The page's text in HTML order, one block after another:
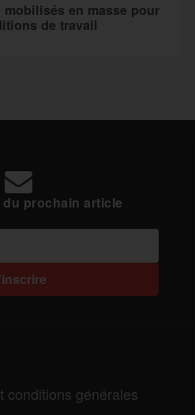
en masse pour
de travail
du prochain article
conditions générales